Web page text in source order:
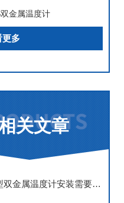
金属温度计
更多
关文章
万向型双金属温度计安装需要符合哪些要求